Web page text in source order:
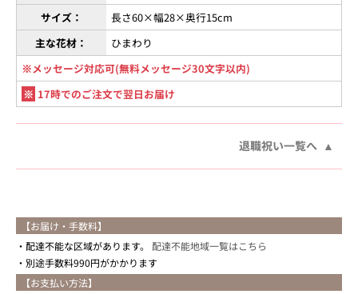
サイズ：
長さ60×幅28×奥行15cm
主な花材：
ひまわり
※メッセージ対応可(無料メッセージ30文字以内)
※ 17時でのご注文で翌日お届け
退職祝い一覧へ
【お届け・手数料】
配達不能な区域があります。 配達不能地域一覧はこちら
別途手数料990円がかかります
【お支払い方法】